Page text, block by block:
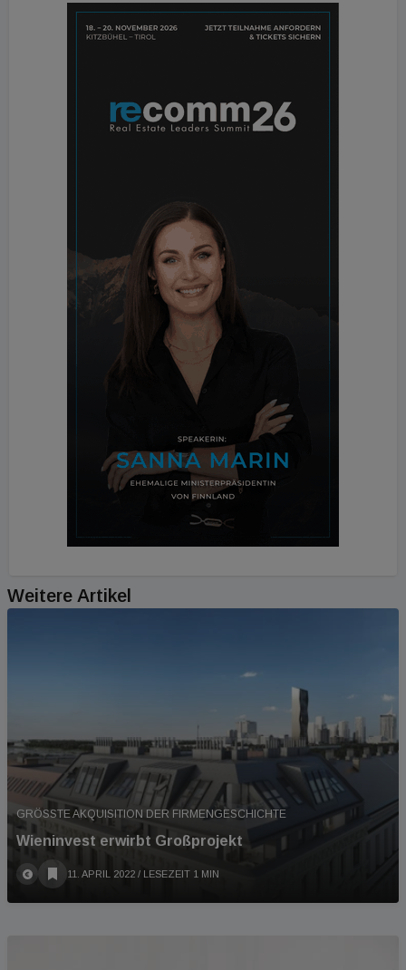
Weitere Artikel
GRÖSSTE AKQUISITION DER FIRMENGESCHICHTE
Wieninvest erwirbt Großprojekt
11. APRIL 2022 / LESEZEIT 1 MIN